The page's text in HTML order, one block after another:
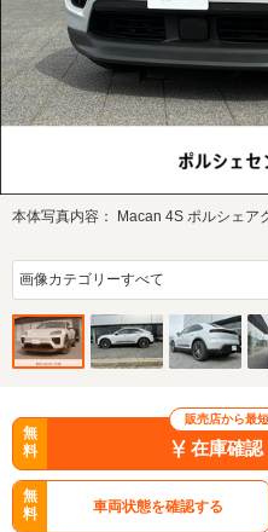
本体写真内容： Macan 4S ポルシェア
販売店から最
無
料
在庫確認
無
料
車両状態を確認する